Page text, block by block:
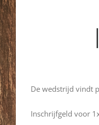
De wedstrijd vindt
Inschrijfgeld voor